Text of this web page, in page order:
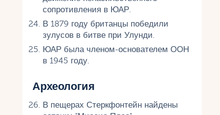
сопротивления в ЮАР.
В 1879 году британцы победили
зулусов в битве при Улунди.
ЮАР была членом-основателем ООН
в 1945 году.
Археология
В пещерах Стеркфонтейн найдены